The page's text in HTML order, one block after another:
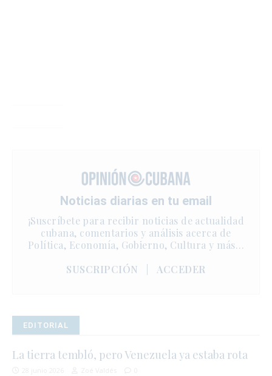
Noticias diarias en tu email
¡Suscríbete para recibir noticias de actualidad
cubana, comentarios y análisis acerca de
Política, Economía, Gobierno, Cultura y más…
SUSCRIPCIÓN
ACCEDER
EDITORIAL
La tierra tembló, pero Venezuela ya estaba rota